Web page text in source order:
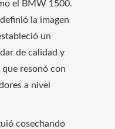
el BMW 1500.
la imagen
un
de calidad y
resonó con
a nivel
cosechando